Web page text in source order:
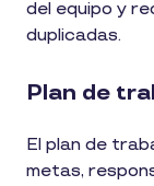
del equipo y
duplicadas.
Plan de
El plan de
metas,